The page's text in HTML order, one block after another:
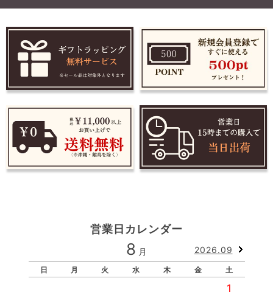
営業日カレンダー
8 月 2026.09
日 月 火 水 木 金 土
1